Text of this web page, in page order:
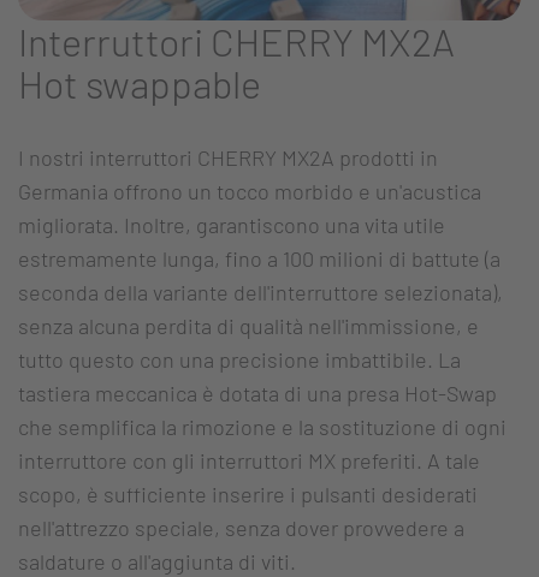
Interruttori CHERRY MX2A
Hot swappable
I nostri interruttori CHERRY MX2A prodotti in
Germania offrono un tocco morbido e un'acustica
migliorata. Inoltre, garantiscono una vita utile
estremamente lunga, fino a 100 milioni di battute (a
seconda della variante dell'interruttore selezionata),
senza alcuna perdita di qualità nell'immissione, e
tutto questo con una precisione imbattibile. La
tastiera meccanica è dotata di una presa Hot-Swap
che semplifica la rimozione e la sostituzione di ogni
interruttore con gli interruttori MX preferiti. A tale
scopo, è sufficiente inserire i pulsanti desiderati
nell'attrezzo speciale, senza dover provvedere a
saldature o all'aggiunta di viti.